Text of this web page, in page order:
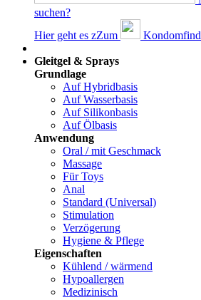
suchen?
Hier geht es zZum
Gleitgel & Sprays
Grundlage
Auf Hybridbasis
Auf Wasserbasis
Auf Silikonbasis
Auf Ölbasis
Anwendung
Oral / mit Geschmack
Massage
Für Toys
Anal
Standard (Universal)
Stimulation
Verzögerung
Hygiene & Pflege
Eigenschaften
Kühlend / wärmend
Hypoallergen
Medizinisch